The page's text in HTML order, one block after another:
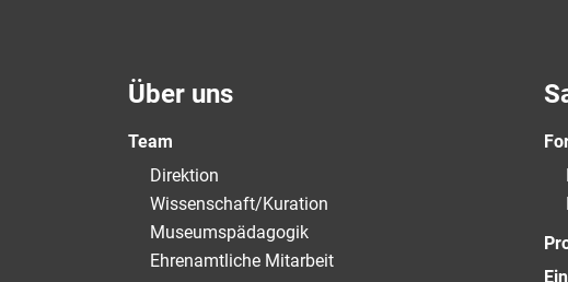
Über uns
Team
Direktion
Wissenschaft/Kuration
Museumspädagogik
Ehrenamtliche Mitarbeit